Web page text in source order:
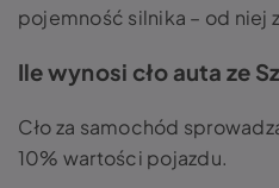
pojemność silnika – od niej
Ile wynosi cło auta ze
Cło za samochód
10% wartości pojazdu.